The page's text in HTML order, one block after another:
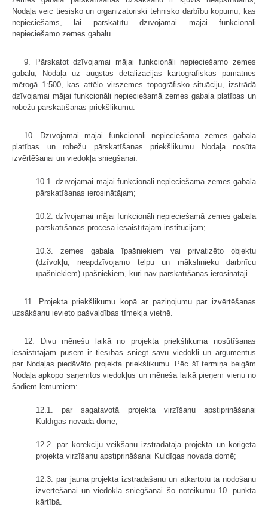
Nodaļa veic tiesisko un organizatoriski tehnisko darbību kopumu, kas
nepieciešams, lai pārskatītu dzīvojamai mājai funkcionāli
nepieciešamo zemes gabalu.
9. Pārskatot dzīvojamai mājai funkcionāli nepieciešamo zemes
gabalu, Nodaļa uz augstas detalizācijas kartogrāfiskās pamatnes
mērogā 1:500, kas attēlo virszemes topogrāfisko situāciju, izstrādā
dzīvojamai mājai funkcionāli nepieciešamā zemes gabala platības un
robežu pārskatīšanas priekšlikumu.
10. Dzīvojamai mājai funkcionāli nepieciešamā zemes gabala
platības un robežu pārskatīšanas priekšlikumu Nodaļa nosūta
izvērtēšanai un viedokļa sniegšanai:
10.1. dzīvojamai mājai funkcionāli nepieciešamā zemes gabala
pārskatīšanas ierosinātājam;
10.2. dzīvojamai mājai funkcionāli nepieciešamā zemes gabala
pārskatīšanas procesā iesaistītajām institūcijām;
10.3. zemes gabala īpašniekiem vai privatizēto objektu
(dzīvokļu, neapdzīvojamo telpu un mākslinieku darbnīcu
īpašniekiem) īpašniekiem, kuri nav pārskatīšanas ierosinātāji.
11. Projekta priekšlikumu kopā ar paziņojumu par izvērtēšanas
uzsākšanu ievieto pašvaldības tīmekļa vietnē.
12. Divu mēnešu laikā no projekta priekšlikuma nosūtīšanas
iesaistītajām pusēm ir tiesības sniegt savu viedokli un argumentus
par Nodaļas piedāvāto projekta priekšlikumu. Pēc šī termiņa beigām
Nodaļa apkopo saņemtos viedokļus un mēneša laikā pieņem vienu no
šādiem lēmumiem:
12.1. par sagatavotā projekta virzīšanu apstiprināšanai
Kuldīgas novada domē;
12.2. par korekciju veikšanu izstrādātajā projektā un koriģētā
projekta virzīšanu apstiprināšanai Kuldīgas novada domē;
12.3. par jauna projekta izstrādāšanu un atkārtotu tā nodošanu
izvērtēšanai un viedokļa sniegšanai šo noteikumu 10. punkta
kārtībā.